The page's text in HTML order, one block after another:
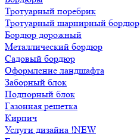
Тротуарный поребрик
Тротуарный шарнирный бордюр
Бордюр дорожный
Металлический бордюр
Садовый бордюр
Оформление ландшафта
Заборный блок
Подпорный блок
Газонная решетка
Кирпич
Услуги дизайна !NEW